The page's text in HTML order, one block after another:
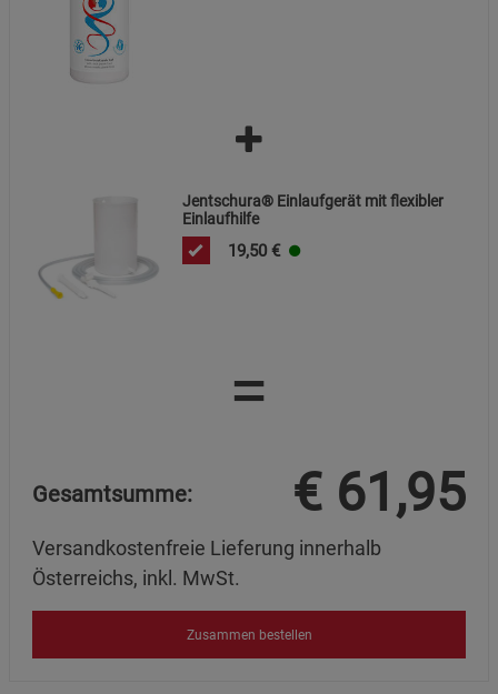
Jentschura® Einlaufgerät mit flexibler
Einlaufhilfe
19,50 €
=
Gesamtsumme: € 61,95
Versandkostenfreie Lieferung innerhalb
Österreichs, inkl. MwSt.
Zusammen bestellen
Statistik Cookies (1)
Beschreibung Statistik Cookies
Marketing Cookies (3)
Cookie-Informationen